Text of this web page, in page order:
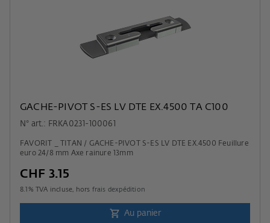
GACHE-PIVOT S-ES LV DTE EX.4500 TA C100
N° art.: FRKA0231-100061
FAVORIT _ TITAN / GACHE-PIVOT S-ES LV DTE EX.4500 Feuillure
euro 24/8 mm Axe rainure 13mm
CHF 3.15
8.1 % TVA incluse, hors frais dexpédition
Au panier